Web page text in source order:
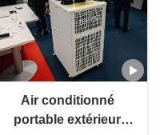
Air conditionné
portable extérieur